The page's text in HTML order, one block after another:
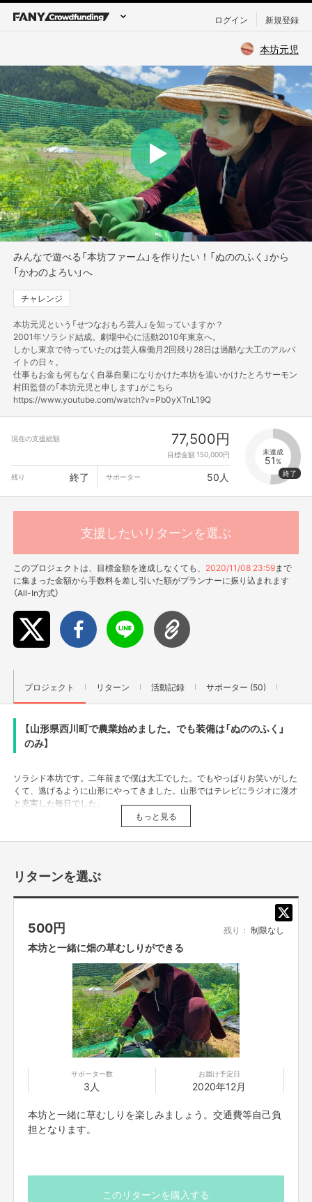
ログイン 新規登録
本坊元児
みんなで遊べる「本坊ファーム」を作りたい！「ぬののふく」から
「かわのよろい」へ
チャレンジ
本坊元児という「せつなおもろ芸人」を知っていますか？
2001年ソラシド結成。劇場中心に活動2010年東京へ。
しかし東京で待っていたのは芸人稼働月2回残り28日は過酷な大工のアルバ
イトの日々。
仕事もお金も何もなく自暴自棄になりかけた本坊を追いかけたとろサーモン
村田監督の「本坊元児と申します」がこちら
https://www.youtube.com/watch?v=Pb0yXTnL19Q
現在の支援総額 77,500円
目標金額 150,000円 未達成
51%
残り
終了 サポーター 50人
支援したいリターンを選ぶ
このプロジェクトは、目標金額を達成しなくても、 2020/11/08 23:59まで
に集まった金額から手数料を差し引いた額がプランナーに振り込まれます
（All-In方式）
プロジェクト リターン 活動記録 サポーター (50)
【山形県西川町で農業始めました。でも装備は「ぬののふく」
のみ】
ソラシド本坊です。二年前まで僕は大工でした。でもやっぱりお笑いがした
くて、逃げるように山形にやってきました。山形ではテレビにラジオに漫才
と充実した毎日でした。
もっと見る
リターンを選ぶ
500円 残り： 制限なし
本坊と一緒に畑の草むしりができる
サポーター数
3人
お届け予定日
2020年12月
本坊と一緒に草むしりを楽しみましょう。交通費等自己負
担となります。
このリターンを購入する